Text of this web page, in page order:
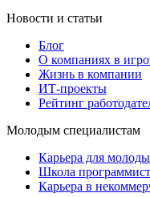
Новости и статьи
Блог
О компаниях в
Жизнь в компании
ИТ-проекты
Рейтинг
Молодым специалистам
Карьера для
Школа
Карьера в